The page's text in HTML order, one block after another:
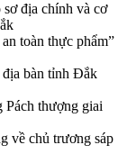
địa chính và cơ
toàn thực phẩm”
địa bàn tỉnh Đắk
thượng giai
về chủ trương sáp